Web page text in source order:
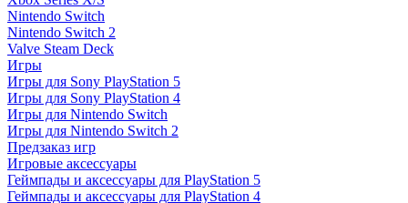
Nintendo Switch
Nintendo Switch 2
Valve Steam Deck
Игры
Игры для Sony PlayStation 5
Игры для Sony PlayStation 4
Игры для Nintendo Switch
Игры для Nintendo Switch 2
Предзаказ игр
Игровые аксессуары
Геймпады и аксессуары для PlayStation 5
Геймпады и аксессуары для PlayStation 4